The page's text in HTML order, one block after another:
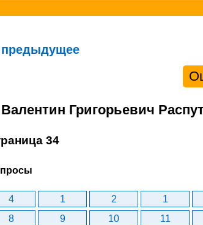
Григорьевич
34
4 1 2 1
8
9 10 11